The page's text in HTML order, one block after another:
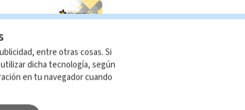
entre otras cosas. Si
dicha tecnología, según
en tu navegador cuando